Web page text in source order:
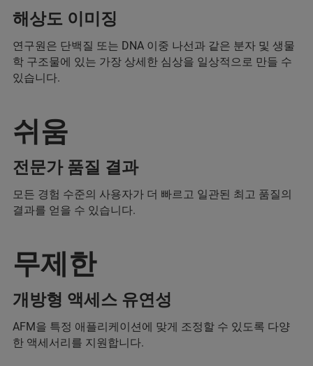
해상도 이미징
연구원은 단백질 또는 DNA 이중 나선과 같은 분자 및 생물
학 구조물에 있는 가장 상세한 심상을 일상적으로 만들 수
있습니다.
쉬움
전문가 품질 결과
모든 경험 수준의 사용자가 더 빠르고 일관된 최고 품질의
결과를 얻을 수 있습니다.
무제한
개방형 액세스 유연성
AFM을 특정 애플리케이션에 맞게 조정할 수 있도록 다양
한 액세서리를 지원합니다.